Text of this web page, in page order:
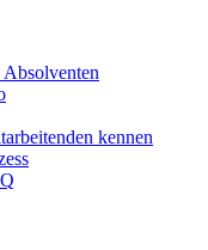
Absolventen
kennen